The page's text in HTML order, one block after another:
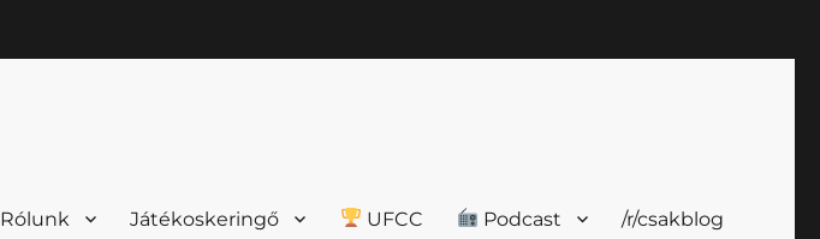
Rólunk Játékoskeringő UFCC Podcast /r/csakblog